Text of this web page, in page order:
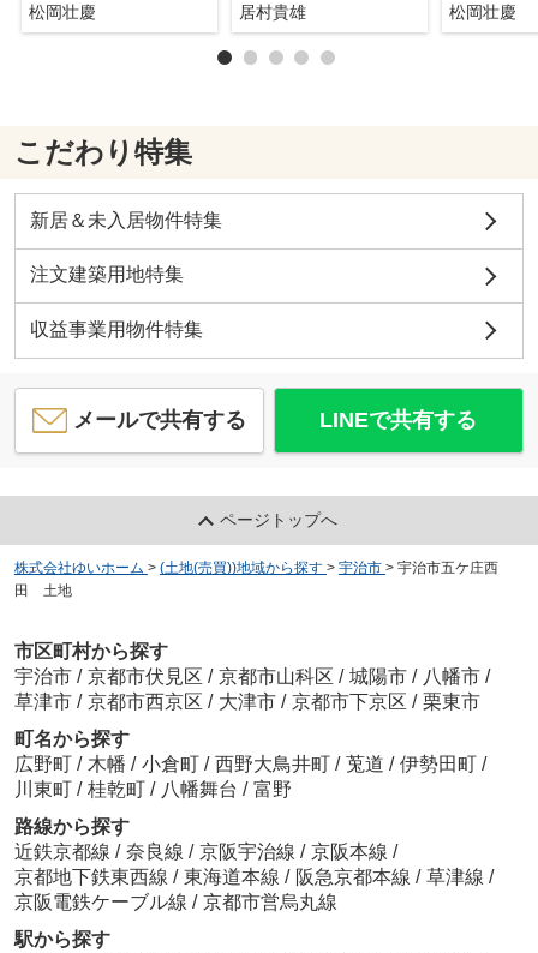
松岡壮慶 居村貴雄 松岡壮慶
こだわり特集
新居＆未入居物件特集
注文建築用地特集
収益事業用物件特集
メールで共有する LINEで共有する
ページトップへ
株式会社ゆいホーム > (土地(売買))地域から探す > 宇治市 > 宇治市五ケ庄西
田 土地
市区町村から探す
宇治市 / 京都市伏見区 / 京都市山科区 / 城陽市 / 八幡市 /
草津市 / 京都市西京区 / 大津市 / 京都市下京区 / 栗東市
町名から探す
広野町 / 木幡 / 小倉町 / 西野大鳥井町 / 莵道 / 伊勢田町 /
川東町 / 桂乾町 / 八幡舞台 / 富野
路線から探す
近鉄京都線 / 奈良線 / 京阪宇治線 / 京阪本線 /
京都地下鉄東西線 / 東海道本線 / 阪急京都本線 / 草津線 /
京阪電鉄ケーブル線 / 京都市営烏丸線
駅から探す